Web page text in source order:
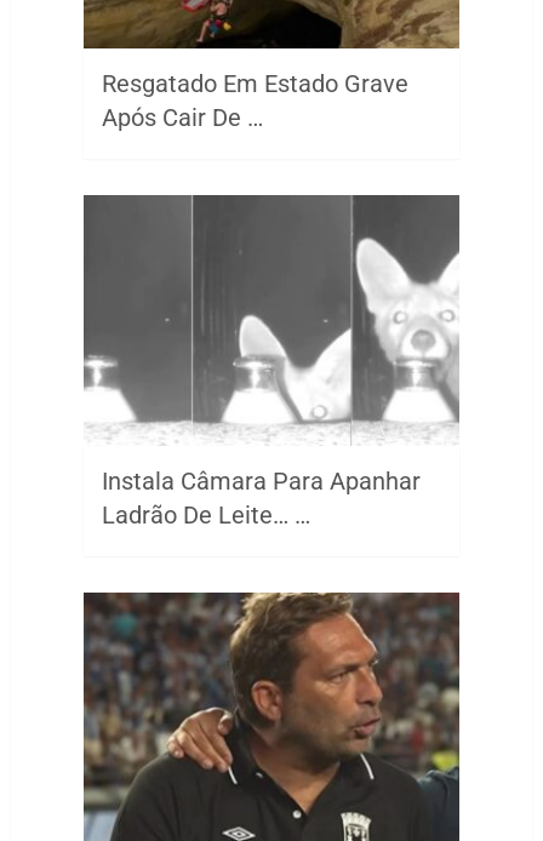
Resgatado Em Estado Grave
Após Cair De …
Instala Câmara Para Apanhar
Ladrão De Leite… …